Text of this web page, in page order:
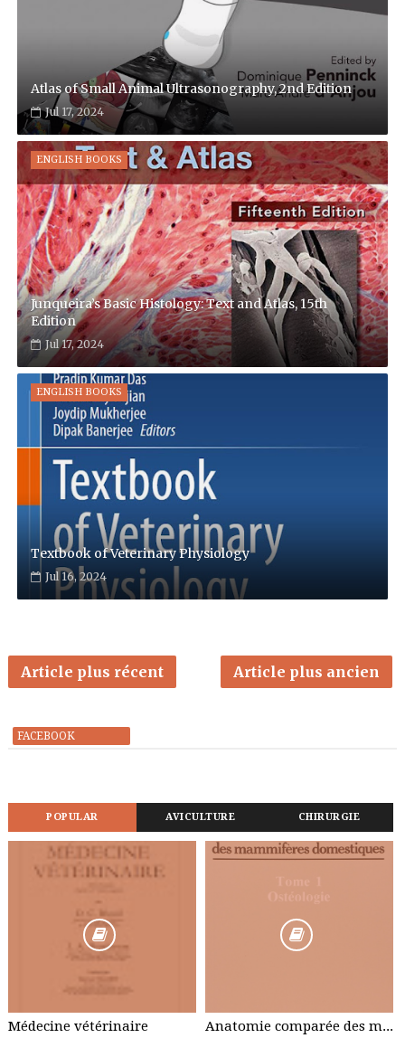
Atlas of Small Animal Ultrasonography, 2nd Edition
Jul 17, 2024
ENGLISH BOOKS
Junqueira’s Basic Histology: Text and Atlas, 15th
Edition
Jul 17, 2024
ENGLISH BOOKS
Textbook of Veterinary Physiology
Jul 16, 2024
Article plus récent Article plus ancien
FACEBOOK
POPULAR AVICULTURE CHIRURGIE
Médecine vétérinaire Anatomie comparée des mammifères domestiques : Tome 1, Ostéologie